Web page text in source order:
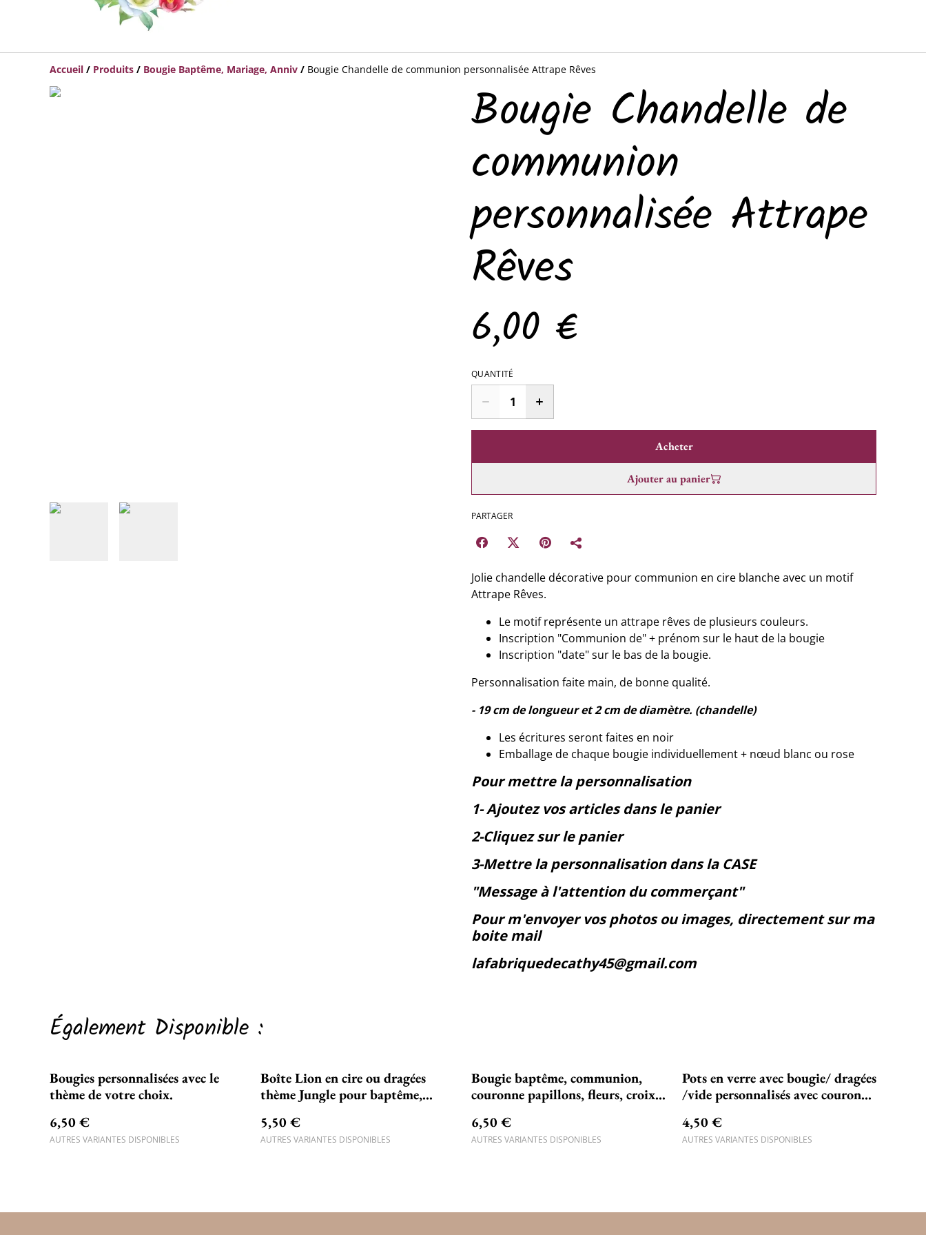
Accueil / Produits / Bougie Baptême, Mariage, Anniv / Bougie Chandelle de communion personnalisée Attrape Rêves
Bougie Chandelle de
communion
personnalisée Attrape
Rêves
6,00 €
QUANTITÉ
Acheter
Ajouter au panier
PARTAGER
Jolie chandelle décorative pour communion en cire blanche avec un motif
Attrape Rêves.
Le motif représente un attrape rêves de plusieurs couleurs.
Inscription "Communion de" + prénom sur le haut de la bougie
Inscription "date" sur le bas de la bougie.
Personnalisation faite main, de bonne qualité.
- 19 cm de longueur et 2 cm de diamètre. (chandelle)
Les écritures seront faites en noir
Emballage de chaque bougie individuellement + nœud blanc ou rose
Pour mettre la personnalisation
1- Ajoutez vos articles dans le panier
2-Cliquez sur le panier
3-Mettre la personnalisation dans la CASE
"Message à l'attention du commerçant"
Pour m'envoyer vos photos ou images, directement sur ma
boite mail
lafabriquedecathy45@gmail.com
Également Disponible :
Bougies personnalisées avec le
thème de votre choix.
6,50 €
AUTRES VARIANTES DISPONIBLES
Boîte Lion en cire ou dragées
thème Jungle pour baptême,
5,50 €
AUTRES VARIANTES DISPONIBLES
Bougie baptême, communion,
couronne papillons, fleurs, croix
6,50 €
AUTRES VARIANTES DISPONIBLES
Pots en verre avec bougie/ dragées
/vide personnalisés avec couronne
4,50 €
AUTRES VARIANTES DISPONIBLES